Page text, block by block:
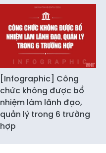
[Infographic] Công
chức không được bổ
nhiệm làm lãnh đạo,
quản lý trong 6 trường
hợp